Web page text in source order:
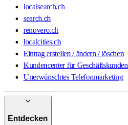
localsearch.ch
search.ch
renovero.ch
localcities.ch
Eintrag erstellen / ändern / löschen
Kundencenter für Geschäftskunden
Unerwünschtes Telefonmarketing
Entdecken